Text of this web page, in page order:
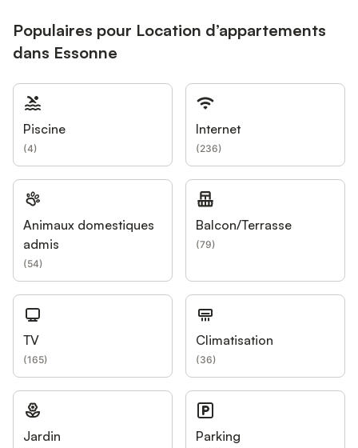
Populaires pour Location d’appartements
dans Essonne
Piscine
(4)
Internet
(236)
Animaux domestiques
admis
(54)
Balcon/Terrasse
(79)
TV
(165)
Climatisation
(36)
Jardin Parking